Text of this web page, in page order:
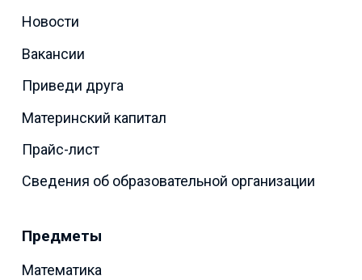
Новости
Вакансии
Приведи друга
Материнский капитал
Прайс-лист
Сведения об образовательной организации
Предметы
Математика